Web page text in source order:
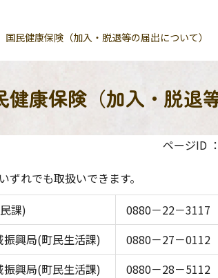
国民健康保険（加入・脱退等の届出について）
健康保険（加入・脱退
ページID
れでも取扱いできます。
課)
0880－22－3117
振興局(町民生活課)
0880－27－0112
振興局(町民生活課)
0880－28－5112